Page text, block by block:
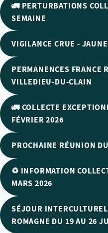
🚛 PERTURBATIONS
SEMAINE
VIGILANCE CRUE - JAUNE
PERMANENCES FRANCE
VILLEDIEU-DU-CLAIN
🚛 COLLECTE
FÉVRIER 2026
PROCHAINE RÉUNION
♻️ INFORMATION
MARS 2026
SÉJOUR
ROMAGNE DU 19 AU 26